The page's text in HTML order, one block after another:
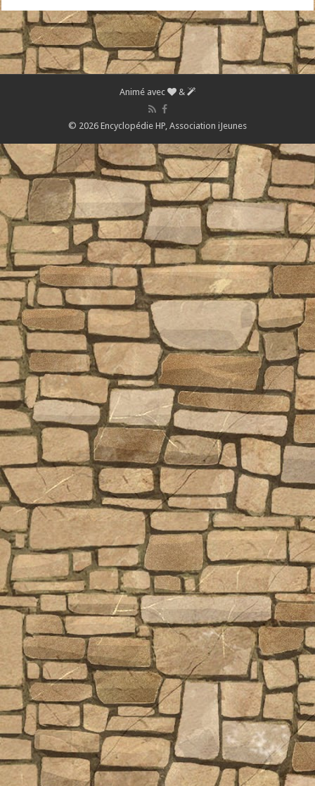
Animé avec &
© 2026 Encyclopédie HP, Association iJeunes